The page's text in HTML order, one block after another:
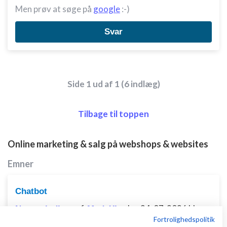
Men prøv at søge på google:-)
Svar
Side 1 ud af 1 (6 indlæg)
Tilbage til toppen
Online marketing & salg på webshops & websites
Emner
Chatbot
Nyeste indlæg
af ModeXL
den 24-07-2026 kl.
Fortrolighedspolitik